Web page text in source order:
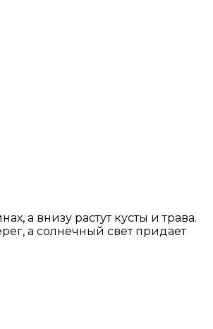
а внизу растут кусты и трава.
а солнечный свет придает